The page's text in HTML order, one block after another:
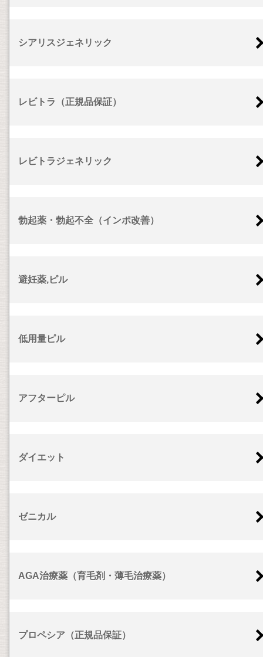
シアリスジェネリック
レビトラ（正規品保証）
レビトラジェネリック
勃起薬・勃起不全（インポ改善）
避妊薬,ピル
低用量ピル
アフターピル
ダイエット
ゼニカル
AGA治療薬（育毛剤・薄毛治療薬）
プロペシア（正規品保証）